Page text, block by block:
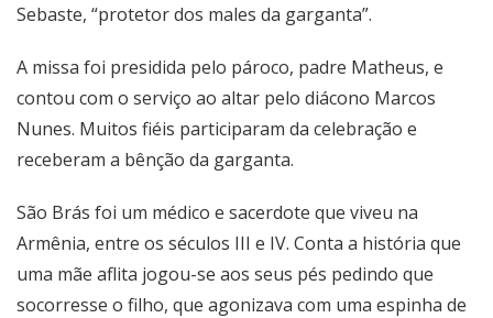
Sebaste, “protetor dos males da garganta”.
A missa foi presidida pelo pároco, padre Matheus, e
contou com o serviço ao altar pelo diácono Marcos
Nunes. Muitos fiéis participaram da celebração e
receberam a bênção da garganta.
São Brás foi um médico e sacerdote que viveu na
Armênia, entre os séculos III e IV. Conta a história que
uma mãe aflita jogou-se aos seus pés pedindo que
socorresse o filho, que agonizava com uma espinha de